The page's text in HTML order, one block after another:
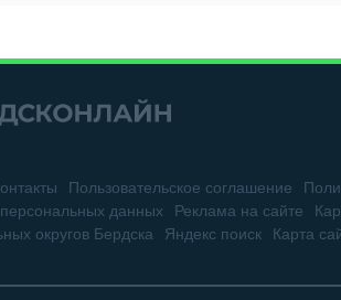
Пользовательское соглашение
данных
Реклама на сайте
округов Бердска
Яндекс поиск Карта